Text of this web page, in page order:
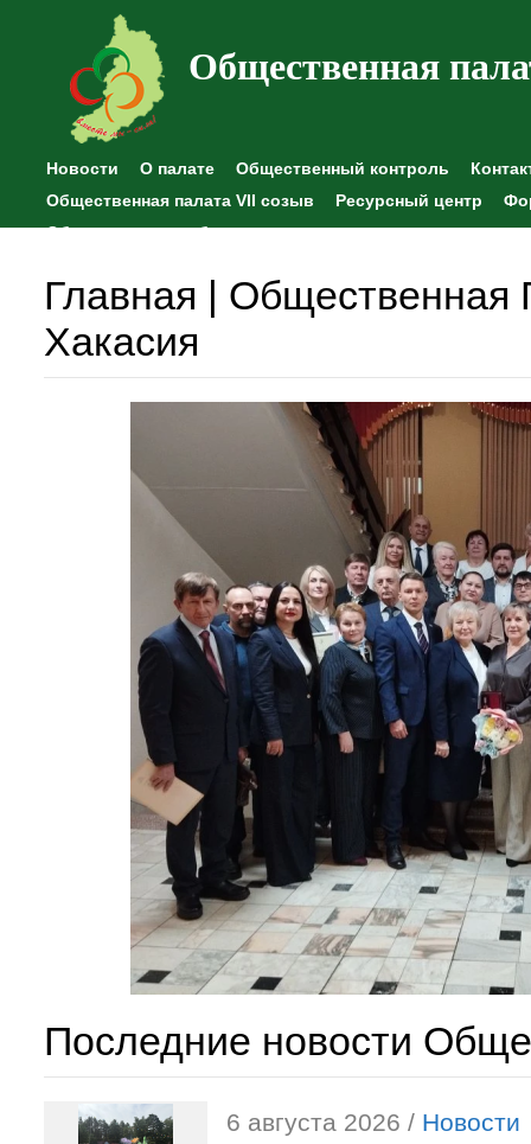
Общественная
Новости О палате Общественный контроль
Общественная палата VII созыв
Ресурсный центр
Общественные наблюдения
Главная | Общественная
Хакасия
Последние новости
6 августа 2026 / Новости